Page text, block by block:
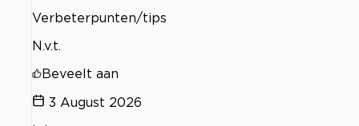
Verbeterpunten/tips
N.v.t.
Beveelt aan
3 August 2026